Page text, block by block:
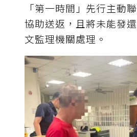
「第一時間」先行主動
協助送返，且將未能發
文監理機關處理。